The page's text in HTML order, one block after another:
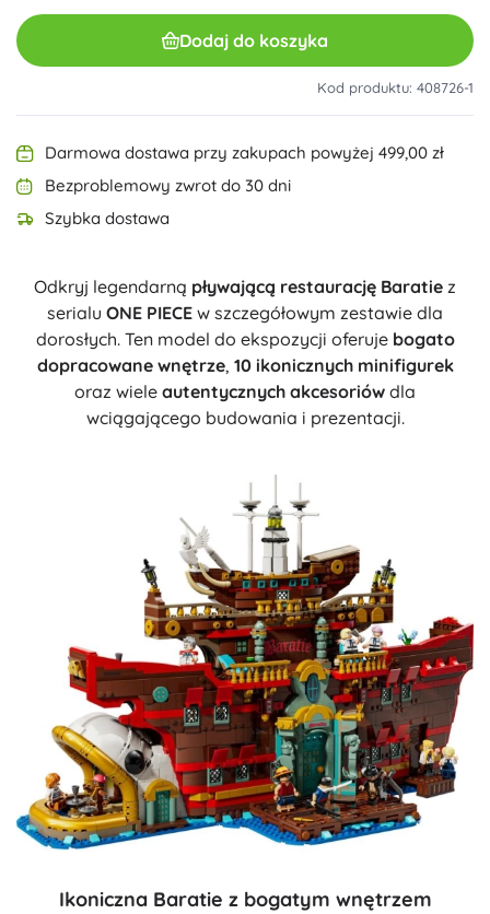
Dodaj do koszyka
Kod produktu: 408726-1
Darmowa dostawa przy zakupach powyżej 499,00 zł
Bezproblemowy zwrot do 30 dni
Szybka dostawa
Odkryj legendarną pływającą restaurację Baratie z
serialu ONE PIECE w szczegółowym zestawie dla
dorosłych. Ten model do ekspozycji oferuje bogato
dopracowane wnętrze, 10 ikonicznych minifigurek
oraz wiele autentycznych akcesoriów dla
wciągającego budowania i prezentacji.
Ikoniczna Baratie z bogatym wnętrzem